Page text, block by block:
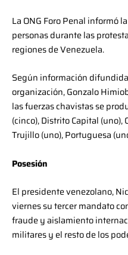
La ONG Foro Penal informó
personas durante las
regiones de Venezuela.
Según información
organización, Gonzalo
las fuerzas chavistas se
(cinco), Distrito Capital (uno),
Trujillo (uno), Portuguesa
Posesión
El presidente venezolano,
viernes su tercer mandato
fraude y aislamiento
militares y el resto de los